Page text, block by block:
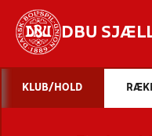
DBU
KLUB/HOLD